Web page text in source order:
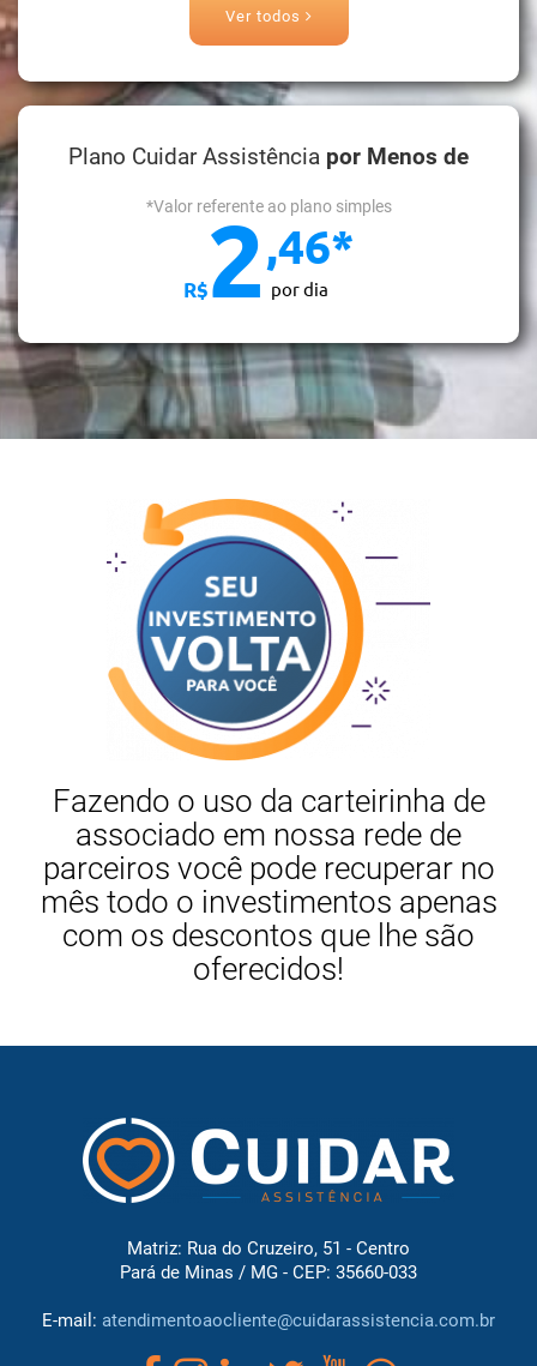
Ver todos
Plano Cuidar Assistência por Menos de
*Valor referente ao plano simples
R$2,46*
por dia
Fazendo o uso da carteirinha de
associado em nossa rede de
parceiros você pode recuperar no
mês todo o investimentos apenas
com os descontos que lhe são
oferecidos!
Matriz: Rua do Cruzeiro, 51 - Centro
Pará de Minas / MG - CEP: 35660-033
E-mail: atendimentoaocliente@cuidarassistencia.com.br